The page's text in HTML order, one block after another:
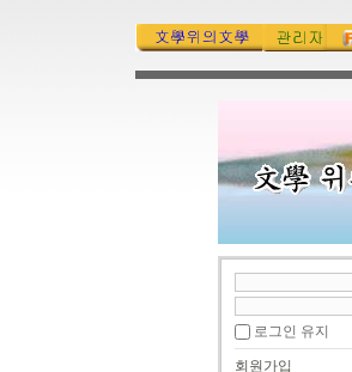
로그인 유지
회원가입